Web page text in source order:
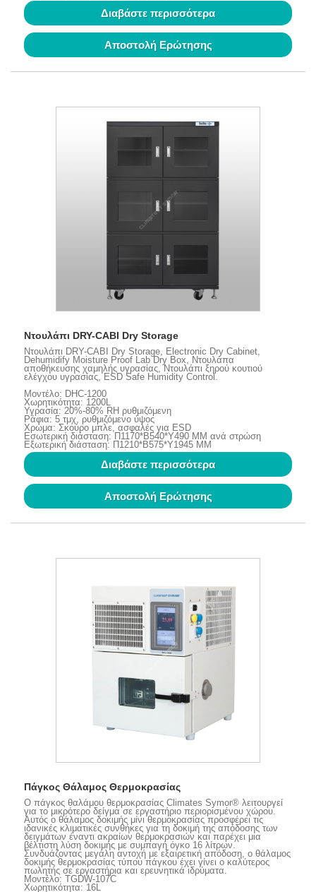
Διαβάστε περισσότερα
Αποστολή Ερώτησης
Ντουλάπι DRY-CABI Dry Storage
Ντουλάπι DRY-CABI Dry Storage, Electronic Dry Cabinet,
Dehumidify Moisture Proof Lab Dry Box, Ντουλάπα
αποθήκευσης χαμηλής υγρασίας, Ντουλάπι ξηρού κουτιού
ελέγχου υγρασίας, ESD Safe Humidity Control.
Μοντέλο: DHC-1200
Χωρητικότητα: 1200L
Υγρασία: 20%-80% RH ρυθμιζόμενη
Ράφια: 5 τμχ, ρυθμιζόμενο ύψος
Χρώμα: Σκούρο μπλε, ασφαλές για ESD
Εσωτερική διάσταση: Π1170*Β540*Υ490 ΜΜ ανά στρώση
Εξωτερική διάσταση: Π1210*Β575*Υ1945 ΜΜ
Διαβάστε περισσότερα
Αποστολή Ερώτησης
Πάγκος Θάλαμος Θερμοκρασίας
Ο πάγκος θαλάμου θερμοκρασίας Climates Symor® λειτουργεί
για το μικρότερο δείγμα σε εργαστήριο περιορισμένου χώρου.
Αυτός ο θάλαμος δοκιμής μίνι θερμοκρασίας προσφέρει τις
ιδανικές κλιματικές συνθήκες για τη δοκιμή της απόδοσης των
δειγμάτων έναντι ακραίων θερμοκρασιών και παρέχει μια
βέλτιστη λύση δοκιμής με συμπαγή όγκο 16 λίτρων.
Συνδυάζοντας μεγάλη αντοχή με εξαιρετική απόδοση, ο θάλαμος
δοκιμής θερμοκρασίας τύπου πάγκου έχει γίνει ο καλύτερος
πωλητής σε εργαστήρια και ερευνητικά ιδρύματα.
Μοντέλο: TGDW-107C
Χωρητικότητα: 16L